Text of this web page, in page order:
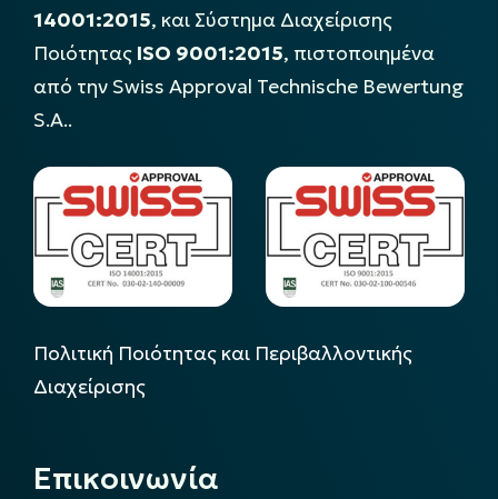
14001:2015, και Σύστημα Διαχείρισης
Ποιότητας ISO 9001:2015, πιστοποιημένα
από την Swiss Approval Technische Bewertung
S.A..
Πολιτική Ποιότητας και Περιβαλλοντικής
Διαχείρισης
Επικοινωνία